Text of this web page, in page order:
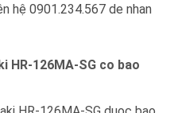
hệ 0901.234.567 de nhan
HR-126MA-SG co bao